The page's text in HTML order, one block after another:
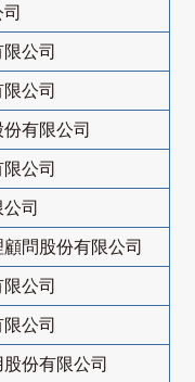
公司
公司
有限公司
公司
司
問股份有限公司
公司
公司
份有限公司